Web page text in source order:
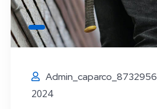
Admin_caparco_8732956
2024